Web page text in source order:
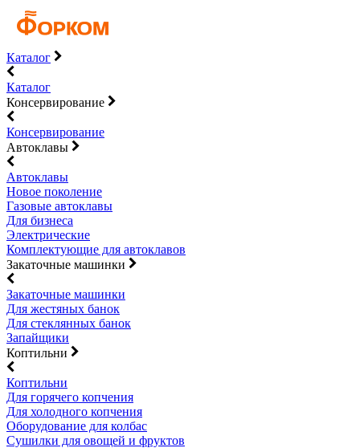
Каталог
Каталог
Консервирование
Консервирование
Автоклавы
Автоклавы
Новое поколение
Газовые автоклавы
Для бизнеса
Электрические
Комплектующие для автоклавов
Закаточные машинки
Закаточные машинки
Для жестяных банок
Для стеклянных банок
Запайщики
Коптильни
Коптильни
Для горячего копчения
Для холодного копчения
Оборудование для колбас
Сушилки для овощей и фруктов